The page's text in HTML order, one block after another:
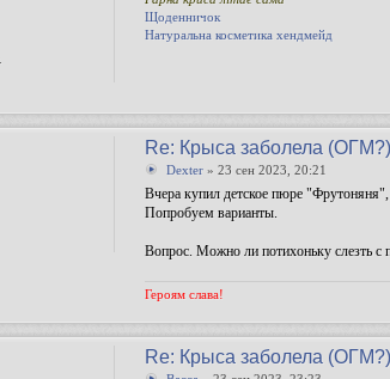
Щоденничок
Натуральна косметика хендмейд
Re: Крыса заболела (ОГМ?)
Dexter » 23 сен 2023, 20:21
Вчера купил детское пюре
Попробуем варианты.
Вопрос. Можно ли потихоньку слезть с
Героям слава!
Re: Крыса заболела (ОГМ?)